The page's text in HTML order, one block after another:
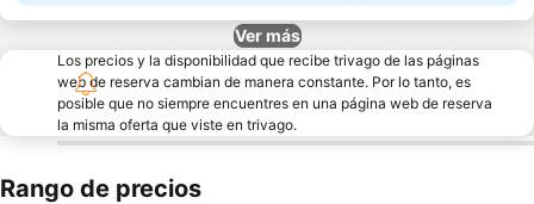
Ver más
Los precios y la disponibilidad que recibe trivago de las páginas
web de reserva cambian de manera constante. Por lo tanto, es
posible que no siempre encuentres en una página web de reserva
la misma oferta que viste en trivago.
Rango de precios